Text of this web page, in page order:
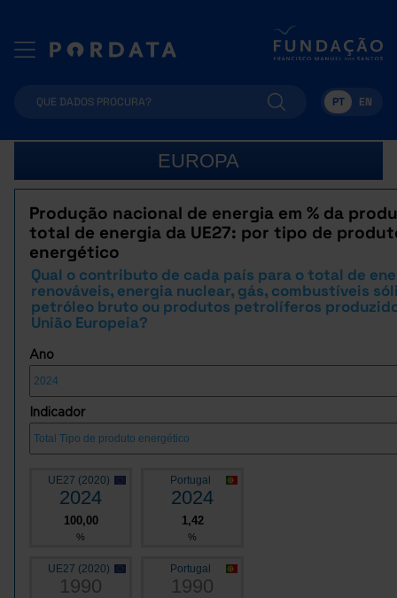
PT EN
EUROPA
Produção nacional de energia em % da
total de energia da UE27: por tipo de
energético
Qual o contributo de cada país para o total de
renováveis, energia nuclear, gás, combustíveis
petróleo bruto ou produtos petrolíferos
União Europeia?
Ano
Indicador
UE27 (2020)
2024
100,00
%
Portugal
2024
1,42
%
UE27 (2020)
1990
Portugal
1990